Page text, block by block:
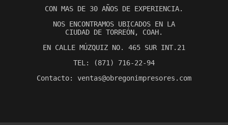
CON MAS DE 30 AÑOS DE EXPERIENCIA.
NOS ENCONTRAMOS UBICADOS EN LA
CIUDAD DE TORREÓN, COAH.
EN CALLE MÚZQUIZ NO. 465 SUR INT.21
TEL: (871) 716-22-94
Contacto: ventas@obregonimpresores.com